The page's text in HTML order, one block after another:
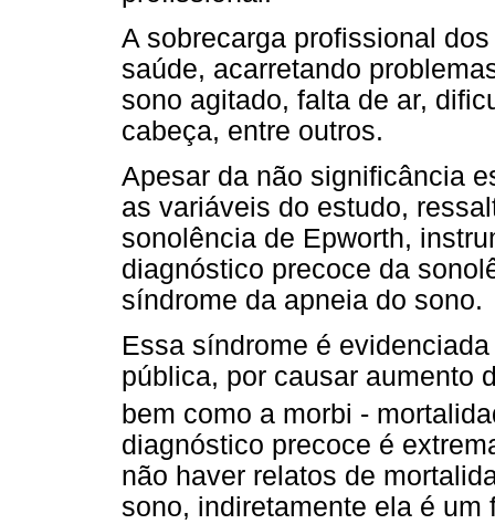
A sobrecarga profissional
saúde, acarretando
sono agitado, falta de ar,
cabeça, entre outros.
Apesar da não significância
as variáveis do estudo,
sonolência de Epworth,
diagnóstico precoce da
síndrome da apneia do sono.
Essa síndrome é
pública, por causar aumento
bem como a morbi -
diagnóstico precoce é
não haver relatos de
sono, indiretamente ela é